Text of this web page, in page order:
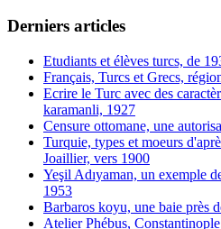
Derniers articles
Etudiants et élèves turcs, de
Français, Turcs et Grecs,
Ecrire le Turc avec des
karamanli, 1927
Censure ottomane, une
Turquie, types et moeurs
Joaillier, vers 1900
Yeşil Adıyaman, un exemple
1953
Barbaros koyu, une baie près
Atelier Phébus,